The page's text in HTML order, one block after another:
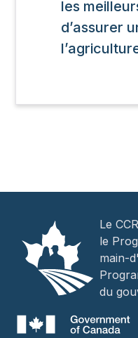
les
d’assurer
Le
le
main-
du